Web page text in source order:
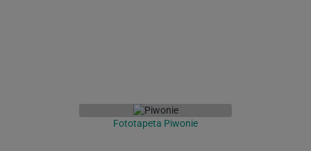
Fototapeta Piwonie